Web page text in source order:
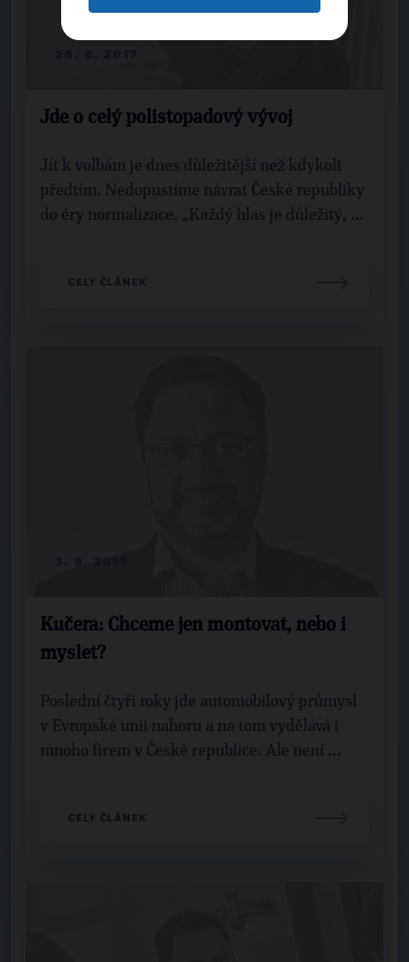
Jde o celý polistopadový vývoj
Jít k volbám je dnes důležitější než kdykoli
předtím. Nedopustíme návrat České republiky
do éry normalizace. „Každý hlas je důležitý, ...
CELÝ ČLÁNEK
Kučera: Chceme jen montovat, nebo i
myslet?
Poslední čtyři roky jde automobilový průmysl
v Evropské unii nahoru a na tom vydělává i
mnoho firem v České republice. Ale není ...
CELÝ ČLÁNEK